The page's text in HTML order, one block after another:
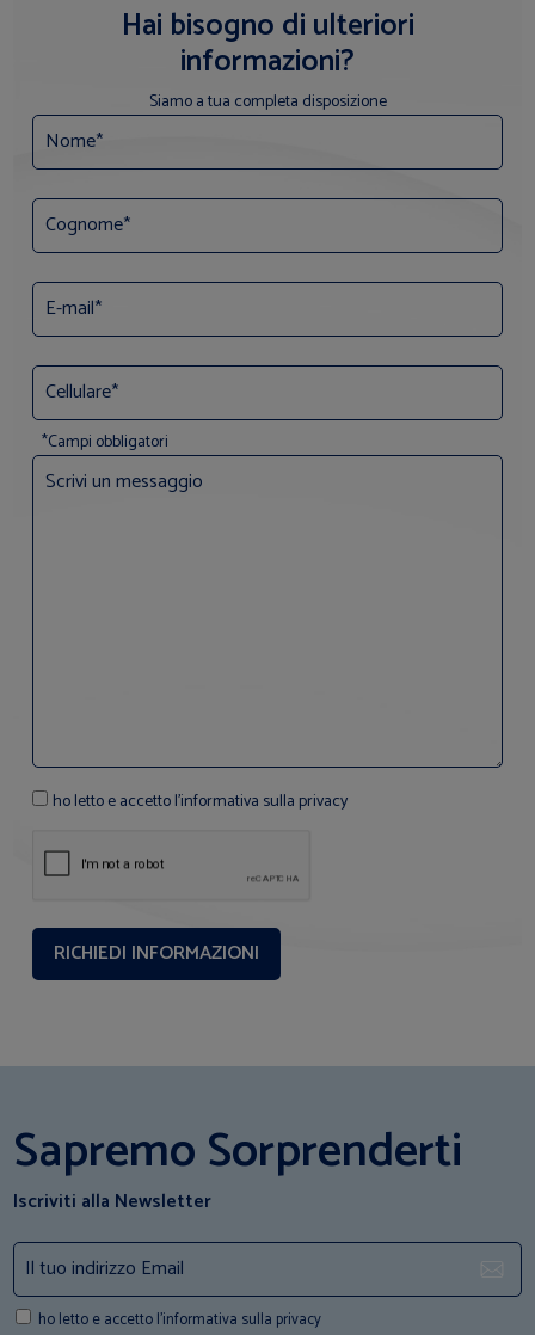
Hai bisogno di ulteriori
informazioni?
Siamo a tua completa disposizione
*Campi obbligatori
ho letto e accetto l'informativa sulla privacy
Sapremo Sorprenderti
Iscriviti alla Newsletter
ho letto e accetto l'informativa sulla privacy